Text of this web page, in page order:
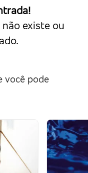
existe ou
você pode